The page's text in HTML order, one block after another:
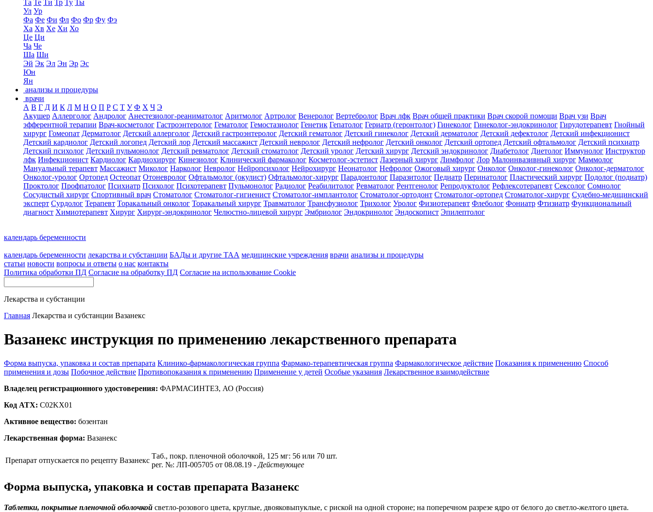
Та Те Ти Тр Ту Ты
Ул Ур
Фа Фе Фи Фл Фо Фр Фу Фэ
Ха Хв Хе Хи Хо
Це Ци
Ча Че
Ша Ши
Эй Эк Эл Эн Эр Эс
Юн
Ян
анализы и процедуры
врачи
А В Г Д И К Л М Н О П Р С Т У Ф Х Ч Э
Акушер Аллерголог Андролог Анестезиолог-реаниматолог Аритмолог Артролог Венеролог Вертебролог Врач лфк Врач общей практики Врач скорой помощи Врач узи Врач
эфферентной терапии Врач-косметолог Гастроэнтеролог Гематолог Гемостазиолог Генетик Гепатолог Гериатр (геронтолог) Гинеколог Гинеколог-эндокринолог Гирудотерапевт Гнойный
хирург Гомеопат Дерматолог Детский аллерголог Детский гастроэнтеролог Детский гематолог Детский гинеколог Детский дерматолог Детский дефектолог Детский инфекционист
Детский кардиолог Детский логопед Детский лор Детский массажист Детский невролог Детский нефролог Детский онколог Детский ортопед Детский офтальмолог Детский психиатр
Детский психолог Детский пульмонолог Детский ревматолог Детский стоматолог Детский уролог Детский хирург Детский эндокринолог Диабетолог Диетолог Иммунолог Инструктор
лфк Инфекционист Кардиолог Кардиохирург Кинезиолог Клинический фармаколог Косметолог-эстетист Лазерный хирург Лимфолог Лор Малоинвазивный хирург Маммолог
Мануальный терапевт Массажист Миколог Нарколог Невролог Нейропсихолог Нейрохирург Неонатолог Нефролог Ожоговый хирург Онколог Онколог-гинеколог Онколог-дерматолог
Онколог-уролог Ортопед Остеопат Отоневролог Офтальмолог (окулист) Офтальмолог-хирург Парадонтолог Паразитолог Педиатр Перинатолог Пластический хирург Подолог (подиатр)
Проктолог Профпатолог Психиатр Психолог Психотерапевт Пульмонолог Радиолог Реабилитолог Ревматолог Рентгенолог Репродуктолог Рефлексотерапевт Сексолог Сомнолог
Сосудистый хирург Спортивный врач Стоматолог Стоматолог-гигиенист Стоматолог-имплантолог Стоматолог-ортодонт Стоматолог-ортопед Стоматолог-хирург Судебно-медицинский
эксперт Сурдолог Терапевт Торакальный онколог Торакальный хирург Травматолог Трансфузиолог Трихолог Уролог Физиотерапевт Флеболог Фониатр Фтизиатр Функциональный
диагност Химиотерапевт Хирург Хирург-эндокринолог Челюстно-лицевой хирург Эмбриолог Эндокринолог Эндоскопист Эпилептолог
календарь беременности
календарь беременности лекарства и субстанции БАДы и другие ТАА медицинские учреждения врачи анализы и процедуры
статьи новости вопросы и ответы о нас контакты
Политика обработки ПД Согласие на обработку ПД Согласие на использование Cookie
Лекарства и субстанции
Главная Лекарства и субстанции Вазанекс
Вазанекс инструкция по применению лекарственного препарата
Форма выпуска, упаковка и состав препарата Клинико-фармакологическая группа Фармако-терапевтическая группа Фармакологическое действие Показания к применению Способ
применения и дозы Побочное действие Противопоказания к применению Применение у детей Особые указания Лекарственное взаимодействие
Владелец регистрационного удостоверения: ФАРМАСИНТЕЗ, АО (Россия)
Код ATX: C02KX01
Активное вещество: бозентан
Лекарственная форма: Вазанекс
Препарат отпускается по рецепту Вазанекс
Таб., покр. пленочной оболочкой, 125 мг: 56 или 70 шт.
рег. №: ЛП-005705 от 08.08.19 - Действующее
Форма выпуска, упаковка и состав препарата Вазанекс
Таблетки, покрытые пленочной оболочкой светло-розового цвета, круглые, двояковыпуклые, с риской на одной стороне; на поперечном разрезе ядро от белого до светло-желтого цвета.